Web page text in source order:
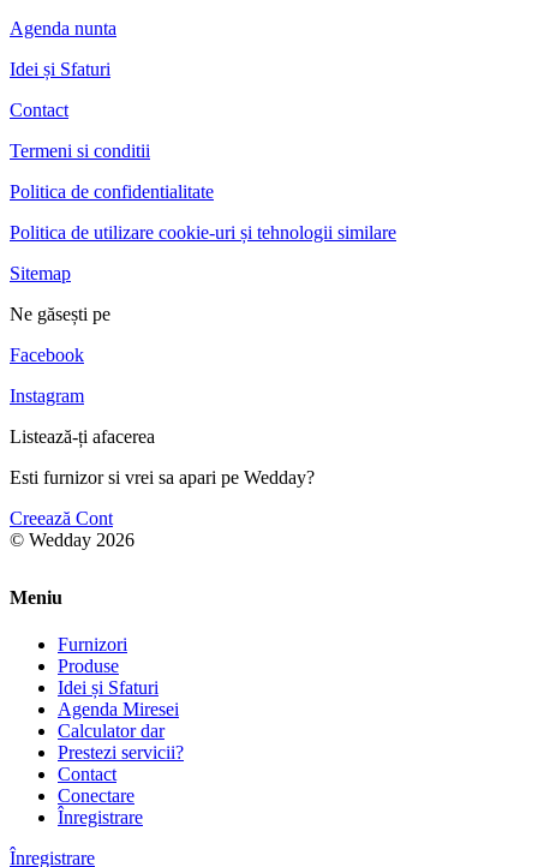
Agenda nunta
Idei și Sfaturi
Contact
Termeni si conditii
Politica de confidentialitate
Politica de utilizare cookie-uri și tehnologii similare
Sitemap
Ne găsești pe
Facebook
Instagram
Listează-ți afacerea
Esti furnizor si vrei sa apari pe Wedday?
Creează Cont
© Wedday 2026
Meniu
Furnizori
Produse
Idei și Sfaturi
Agenda Miresei
Calculator dar
Prestezi servicii?
Contact
Conectare
Înregistrare
Înregistrare